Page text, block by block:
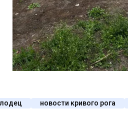
новости кривого рога